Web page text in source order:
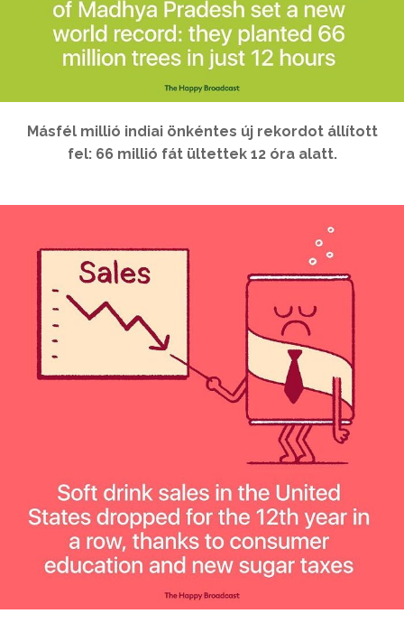
Másfél millió indiai önkéntes új rekordot állított
fel: 66 millió fát ültettek 12 óra alatt.